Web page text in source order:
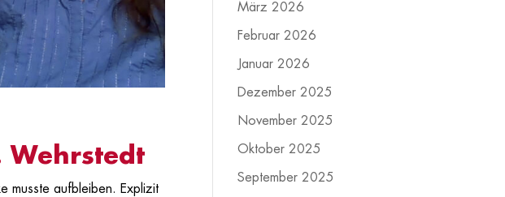
Wehrstedt
musste aufbleiben. Explizit
März 2026
Februar 2026
Januar 2026
Dezember 2025
November 2025
Oktober 2025
September 2025